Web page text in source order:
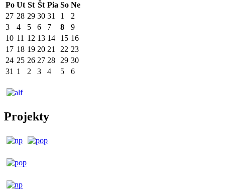
Po Ut St Št Pia So Ne
27 28 29 30 31 1
2
3
4 5 6 7 8
9
10 11 12 13 14 15 16
17 18 19 20 21 22 23
24 25 26 27 28 29 30
31 1 2 3 4 5 6
Projekty